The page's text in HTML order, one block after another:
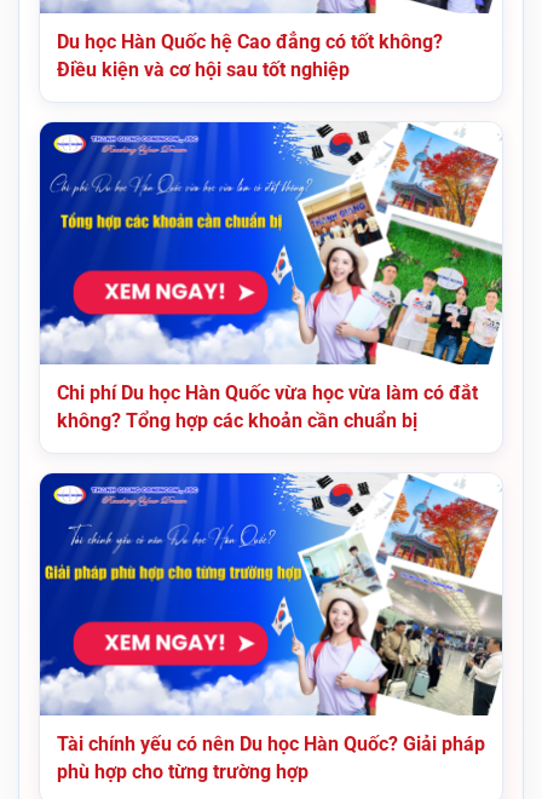
Du học Hàn Quốc hệ Cao đẳng có tốt không?
Điều kiện và cơ hội sau tốt nghiệp
Chi phí Du học Hàn Quốc vừa học vừa làm có đắt
không? Tổng hợp các khoản cần chuẩn bị
Tài chính yếu có nên Du học Hàn Quốc? Giải pháp
phù hợp cho từng trường hợp